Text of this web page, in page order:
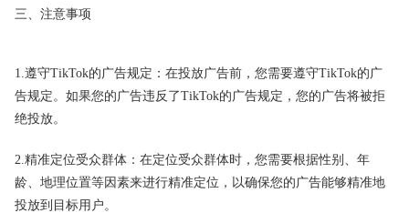
三、注意事项
1.遵守TikTok的广告规定：在投放广告前，您需要遵守TikTok的广
告规定。如果您的广告违反了TikTok的广告规定，您的广告将被拒
绝投放。
2.精准定位受众群体：在定位受众群体时，您需要根据性别、年
龄、地理位置等因素来进行精准定位，以确保您的广告能够精准地
投放到目标用户。